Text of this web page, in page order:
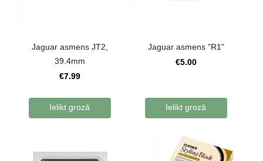
Jaguar asmens JT2,
39.4mm
€7.99
Ielikt grozā
Jaguar asmens "R1"
€5.00
Ielikt grozā